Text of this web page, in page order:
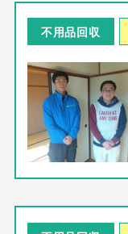
不用品回収